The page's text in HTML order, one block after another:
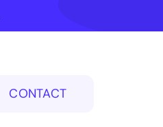
CONTACT